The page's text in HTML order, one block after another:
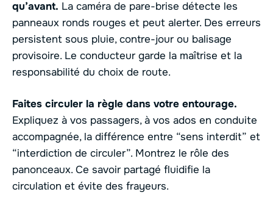
qu’avant. La caméra de pare-brise détecte les
panneaux ronds rouges et peut alerter. Des erreurs
persistent sous pluie, contre-jour ou balisage
provisoire. Le conducteur garde la maîtrise et la
responsabilité du choix de route.
Faites circuler la règle dans votre entourage.
Expliquez à vos passagers, à vos ados en conduite
accompagnée, la différence entre “sens interdit” et
“interdiction de circuler”. Montrez le rôle des
panonceaux. Ce savoir partagé fluidifie la
circulation et évite des frayeurs.